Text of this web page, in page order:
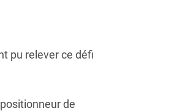
pu relever ce défi
de